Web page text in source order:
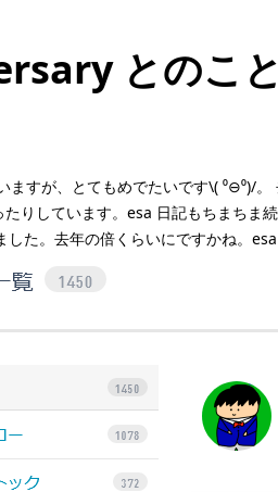
とのこと
すが、とてもめでたいです\( ⁰⊖⁰)/。
たりしています。esa 日記もちまちま
た。去年の倍くらいにですかね。